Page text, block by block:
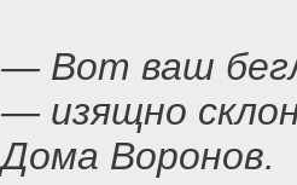
— Вот ваш
— изящно
Дома Воронов.